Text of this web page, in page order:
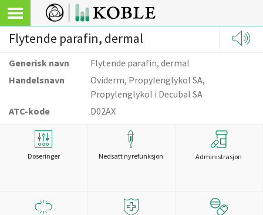
Flytende parafin, dermal
Generisk navn
Flytende parafin, dermal
Handelsnavn
Oviderm, Propylenglykol SA,
Propylenglykol i Decubal SA
ATC-kode
D02AX
Doseringer Nedsatt nyrefunksjon Administrasjon